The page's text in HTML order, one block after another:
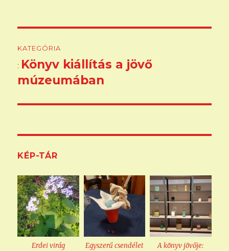
navigáció
KATEGÓRIA
: Könyv kiállítás a jövő
múzeumában
KÉP-TÁR
Erdei virág Egyszerű csendélet
A könyv jövője: